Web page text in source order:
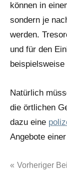
können in
sondern je
werden.
und für den
Natürlich
die örtlichen
dazu eine
Angebote
Vorheriger